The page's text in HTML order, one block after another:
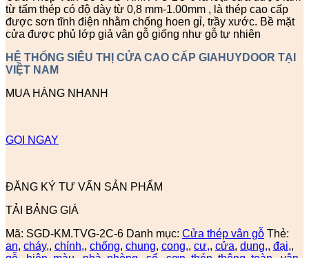
từ tấm thép có độ dày từ 0,8 mm-1.00mm , là thép cao cấp
được sơn tĩnh điện nhằm chống hoen gỉ, trầy xước. Bề mặt
cửa được phủ lớp giả vân gỗ giống như gỗ tự nhiên
HỆ THỐNG SIÊU THỊ CỬA CAO CẤP GIAHUYDOOR TẠI
VIỆT NAM
MUA HÀNG NHANH
GỌI NGAY
ĐĂNG KÝ TƯ VẤN SẢN PHẨM
TẢI BẢNG GIÁ
Mã: SGD-KM.TVG-2C-6 Danh mục: Cửa thép vân gỗ Thẻ:
an, cháy,, chính,, chống, chung, cong,, cư,, cửa, dụng,, đại,,